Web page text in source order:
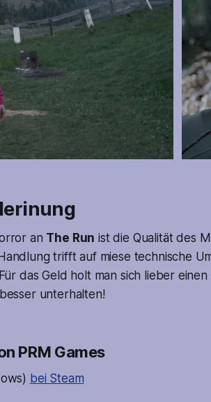
an The Run ist die Qualität des
trifft auf miese technische
das Geld holt man sich lieber
unterhalten!
PRM Games
bei Steam